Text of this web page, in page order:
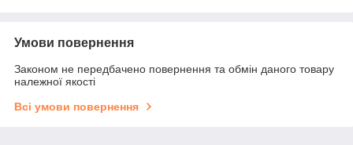
Умови повернення
Законом не передбачено повернення та обмін даного товару
належної якості
Всі умови повернення